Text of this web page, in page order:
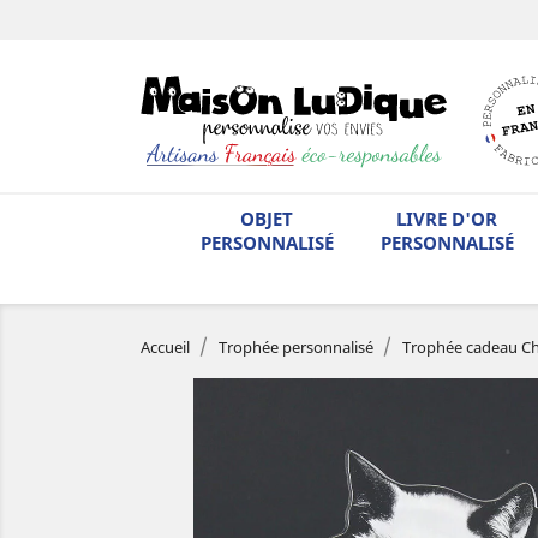
OBJET
PERSONNALISÉ
LIVRE D'OR
PERSONNALISÉ
Accueil Trophée personnalisé Trophée cadeau